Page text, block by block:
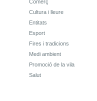
Comerç
Cultura i lleure
Entitats
Esport
Fires i tradicions
Medi ambient
Promoció de la vila
Salut